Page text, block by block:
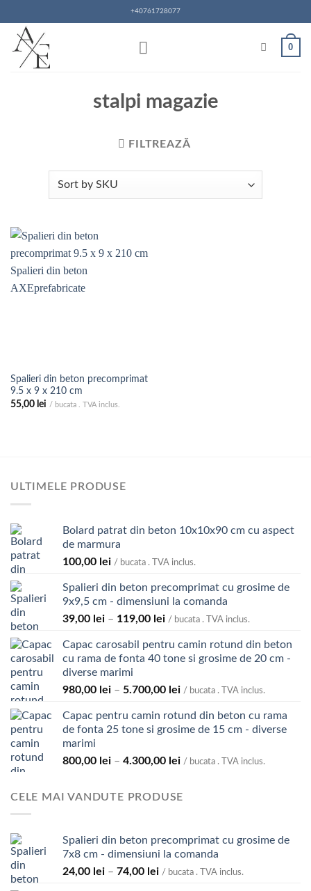
to
content
+40761728077
0
stalpi magazie
FILTREAZĂ
Spalieri din beton precomprimat
9.5 x 9 x 210 cm
55,00 lei / bucata . TVA inclus.
ULTIMELE PRODUSE
Bolard patrat din beton 10x10x90 cm cu aspect
de marmura
100,00 lei / bucata . TVA inclus.
Spalieri din beton precomprimat cu grosime de
9x9,5 cm - dimensiuni la comanda
39,00 lei – 119,00 leiInterval
prețuri:
39,00 lei
la
/ bucata . TVA inclus.
Capac carosabil pentru camin rotund din beton
cu rama de fonta 40 tone si grosime de 20 cm -
diverse marimi
980,00 lei – 5.700,00 leiInterval
prețuri:
980,00 lei
la
/ bucata . TVA inclus.
Capac pentru camin rotund din beton cu rama
de fonta 25 tone si grosime de 15 cm - diverse
marimi
800,00 lei – 4.300,00 leiInterval
800,00 lei
4.300,00 lei
/ bucata . TVA inclus.
CELE MAI VANDUTE PRODUSE
Spalieri din beton precomprimat cu grosime de
7x8 cm - dimensiuni la comanda
24,00 lei – 74,00 leiInterval
/ bucata . TVA inclus.